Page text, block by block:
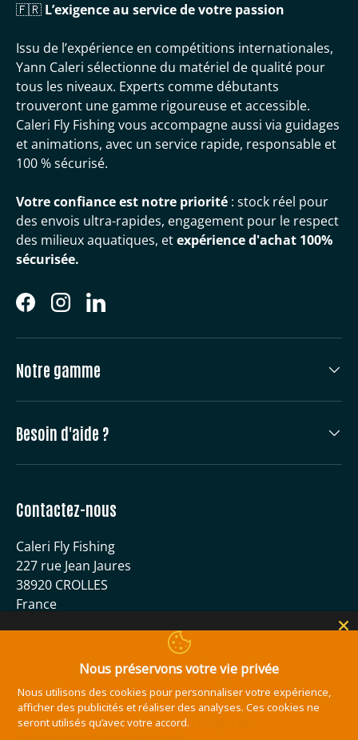
🇫🇷 L’exigence au service de votre passion
Issu de l’expérience en compétitions internationales,
Yann Caleri sélectionne du matériel de qualité pour
tous les niveaux. Experts comme débutants
trouveront une gamme rigoureuse et accessible.
Caleri Fly Fishing vous accompagne aussi via guidages
et animations, avec un service rapide, responsable et
100 % sécurisé.
Votre confiance est notre priorité : stock réel pour
des envois ultra-rapides, engagement pour le respect
des milieux aquatiques, etexpérience d'achat 100%
sécurisée.
FacebookInstagramLinkedIn
Notre gamme
Besoin d'aide ?
Contactez-nous
Caleri Fly Fishing
227 rue Jean Jaures
38920 CROLLES
France
contact@caleri-flyfishing.com
Moyens de paiement acceptés
Nous préservons votre vie privée
Nous utilisons des cookies pour personnaliser votre expérience,
afficher des publicités et réaliser des analyses. Ces cookies ne
seront utilisés qu’avec votre accord.